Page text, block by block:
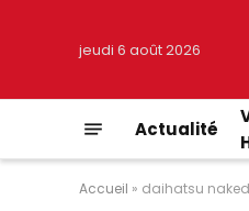
jeudi 6 août 2026
Actualité
Accueil » daihatsu naked